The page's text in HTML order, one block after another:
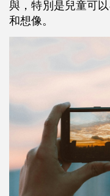
與，特別是兒童可
和想像。